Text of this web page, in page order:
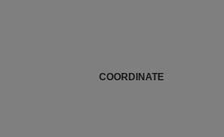
COORDINATE